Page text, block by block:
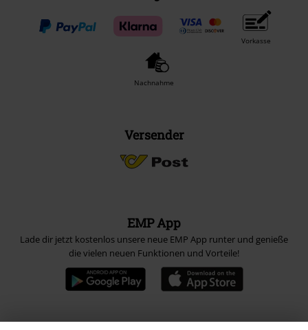
Vorkasse
Nachnahme
Versender
EMP App
Lade dir jetzt kostenlos unsere neue EMP App runter und genieße
die vielen neuen Funktionen und Vorteile!